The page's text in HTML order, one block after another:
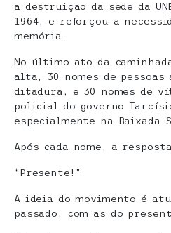
a destruição da sede da
1964, e reforçou a
memória.
No último ato da
alta, 30 nomes de pessoas
ditadura, e 30 nomes de
policial do governo
especialmente na Baixada
Após cada nome, a
“Presente!”
A ideia do movimento é
passado, com as do